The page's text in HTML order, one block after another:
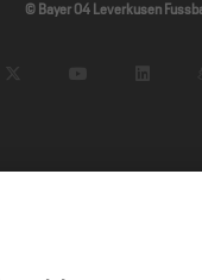
© Bayer 04 Leverkusen